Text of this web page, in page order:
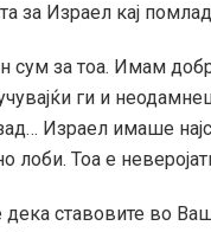
за Израел кај
сум за тоа. Имам
ги и
Израел имаше
лоби. Тоа е
дека ставовите во